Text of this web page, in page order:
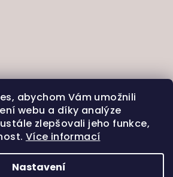
abychom Vám umožnili
webu a díky analýze
zlepšovali jeho funkce,
Více informací
Nastavení
na Instagramu